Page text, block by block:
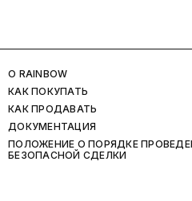
O RAINBOW
КАК ПОКУПАТЬ
КАК ПРОДАВАТЬ
ДОКУМЕНТАЦИЯ
ПОЛОЖЕНИЕ О ПОРЯДКЕ
БЕЗОПАСНОЙ СДЕЛКИ